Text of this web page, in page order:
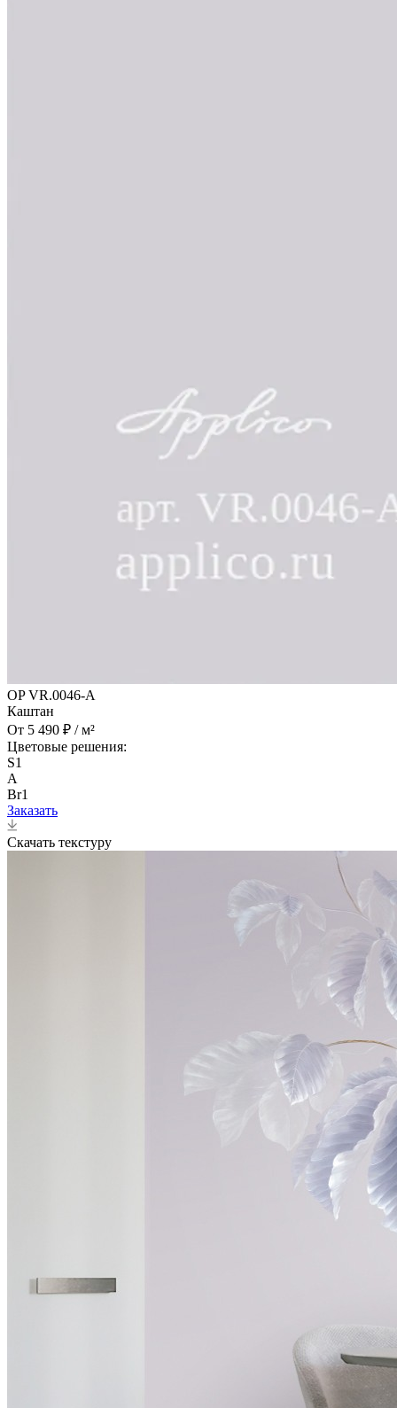
OP VR.0046-A
Каштан
От 5 490 ₽ / м²
Цветовые решения:
S1
A
Br1
Заказать
Скачать текстуру